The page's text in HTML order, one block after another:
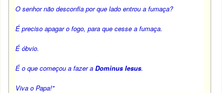
O senhor não desconfia por que lado entrou a fumaça?
É preciso apagar o fogo, para que cesse a fumaça.
É óbvio.
É o que começou a fazer aDominus Iesus.
Viva o Papa!"